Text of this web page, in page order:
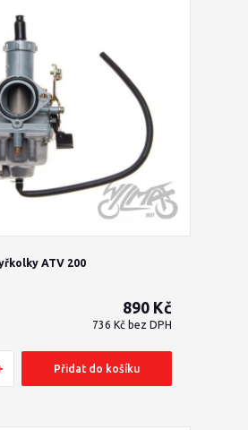
ATV 200
890 Kč
736 Kč bez DPH
Přidat do košíku